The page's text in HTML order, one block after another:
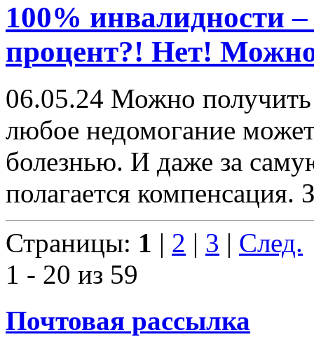
100% инвалидности
процент?! Нет!
06.05.24 Можно получить
любое недомогание
болезнью. И даже за
полагается компенсация.
Страницы: 1 | 2 | 3 | След.
1 - 20 из 59
Почтовая рассылка